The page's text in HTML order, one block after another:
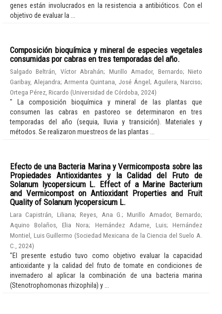
genes están involucrados en la resistencia a antibióticos. Con el
objetivo de evaluar la ...
Composición bioquímica y mineral de especies vegetales
consumidas por cabras en tres temporadas del año.
Salgado Beltrán, Víctor Abrahán; Murillo Amador, Bernardo;Nieto
Garibay, Alejandra; Armenta Quintana, José Ángel; Aguilera, Narciso;
Ortega Pérez, Ricardo (Universidad de Córdoba 2024)
" La composición bioquímica y mineral de las plantas que
consumen las cabras en pastoreo se determinaron en tres
temporadas del año (sequia, lluvia y transición). Materiales y
métodos. Se realizaron muestreos de las plantas ...
Efecto de una Bacteria Marina y Vermicomposta sobre las
Propiedades Antioxidantes y la Calidad del Fruto de
Solanum lycopersicum L. Effect of a Marine Bacterium
and Vermicompost on Antioxidant Properties and Fruit
Quality of Solanum lycopersicum L.
Lara Capistrán, Liliana;Reyes, Ana G. ;Murillo Amador, Bernardo;
Aquino Bolaños, Elia Nora; Hernández Adame, Luis;Hernández
Montiel, Luis Guillermo (Sociedad Mexicana de la Ciencia del Suelo A.
C.
2024)
"El presente estudio tuvo como objetivo evaluar la capacidad
antioxidante y la calidad del fruto de tomate en condiciones de
invernadero al aplicar la combinación de una bacteria marina
(Stenotrophomonas rhizophila) y ...